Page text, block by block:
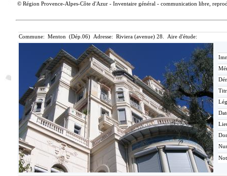
© Région Provence-Alpes-Côte d'Azur - Inventaire général - communication libre,
Commune: Menton (Dép.06) Adresse: Riviera (avenue) 28. Aire d'étude: